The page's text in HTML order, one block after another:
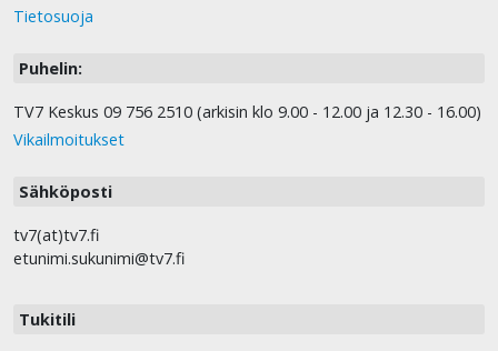
Tietosuoja
Puhelin:
TV7 Keskus 09 756 2510 (arkisin klo 9.00 - 12.00 ja 12.30 - 16.00)
Vikailmoitukset
Sähköposti
tv7(at)tv7.fi
etunimi.sukunimi@tv7.fi
Tukitili